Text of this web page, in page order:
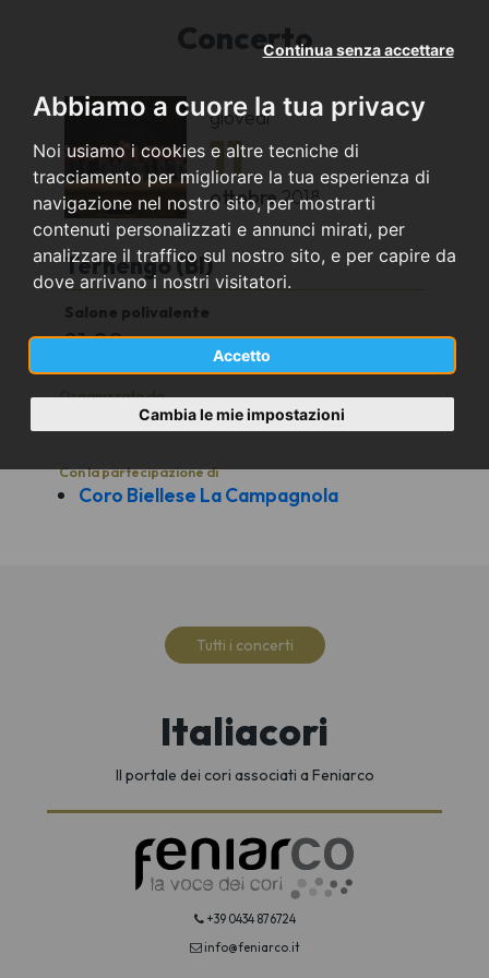
Abbiamo a cuore la tua privacy
Noi usiamo i cookies e altre tecniche di
tracciamento per migliorare la tua esperienza di
navigazione nel nostro sito, per mostrarti
contenuti personalizzati e annunci mirati, per
analizzare il traffico sul nostro sito, e per capire da
dove arrivano i nostri visitatori.
Accetto
Continua senza accettare
Cambia le mie impostazioni
Concerto
giovedì
11
ottobre2018
Ternengo (BI)
Salone polivalente
21.00
Organizzato da
Pro Loco di Ternengo
Con la partecipazione di
Coro Biellese La Campagnola
Tutti i concerti
Italiacori
Il portale dei cori associati a Feniarco
+39 0434 876724
info@feniarco.it